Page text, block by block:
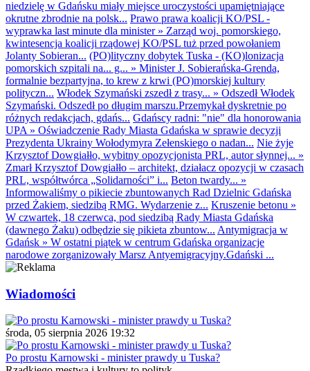
niedzielę w Gdańsku miały miejsce uroczystości upamiętniające
okrutne zbrodnie na polsk... Prawo prawa koalicji KO/PSL -
wyprawka last minute dla minister» Zarząd woj. pomorskiego,
kwintesencja koalicji rządowej KO/PSL tuż przed powołaniem
Jolanty Sobieran... (PO)lityczny dobytek Tuska - (KO)lonizacja
pomorskich szpitali na... g... » Minister J. Sobierańska-Grenda,
formalnie bezpartyjna, to krew z krwi (PO)morskiej kultury
polityczn... Włodek Szymański zszedł z trasy... » Odszedł Włodek
Szymański. Odszedł po długim marszu.Przemykał dyskretnie po
różnych redakcjach, gdańs... Gdańscy radni: "nie" dla honorowania
UPA » Oświadczenie Rady Miasta Gdańska w sprawie decyzji
Prezydenta Ukrainy Wołodymyra Zełenskiego o nadan... Nie żyje
Krzysztof Dowgiałło, wybitny opozycjonista PRL, autor słynnej... »
Zmarł Krzysztof Dowgiałło – architekt, działacz opozycji w czasach
PRL, współtwórca „Solidarności” i... Beton twardy... »
Informowaliśmy o pikiecie zbuntowanych Rad Dzielnic Gdańska
przed Żakiem, siedzibą RMG. Wydarzenie z... Kruszenie betonu »
W czwartek, 18 czerwca, pod siedzibą Rady Miasta Gdańska
(dawnego Żaku) odbędzie się pikieta zbuntow... Antymigracja w
Gdańsk » W ostatni piątek w centrum Gdańska organizacje
narodowe zorganizowały Marsz Antyemigracyjny.Gdański ...
Wiadomości
środa, 05 sierpnia 2026 19:32
Po prostu Karnowski - minister prawdy u Tuska?